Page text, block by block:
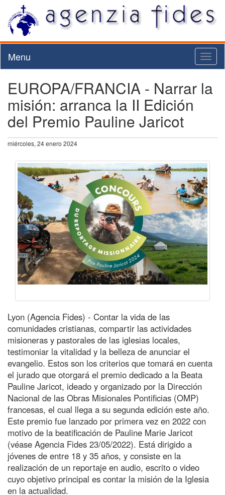
Menu
EUROPA/FRANCIA - Narrar la
misión: arranca la II Edición
del Premio Pauline Jaricot
miércoles, 24 enero 2024
Lyon (Agencia Fides) - Contar la vida de las
comunidades cristianas, compartir las actividades
misioneras y pastorales de las iglesias locales,
testimoniar la vitalidad y la belleza de anunciar el
evangelio. Estos son los criterios que tomará en cuenta
el jurado que otorgará el premio dedicado a la Beata
Pauline Jaricot, ideado y organizado por la Dirección
Nacional de las Obras Misionales Pontificias (OMP)
francesas, el cual llega a su segunda edición este año.
Este premio fue lanzado por primera vez en 2022 con
motivo de la beatificación de Pauline Marie Jaricot
(véase Agencia Fides 23/05/2022). Está dirigido a
jóvenes de entre 18 y 35 años, y consiste en la
realización de un reportaje en audio, escrito o video
cuyo objetivo principal es contar la misión de la Iglesia
en la actualidad.